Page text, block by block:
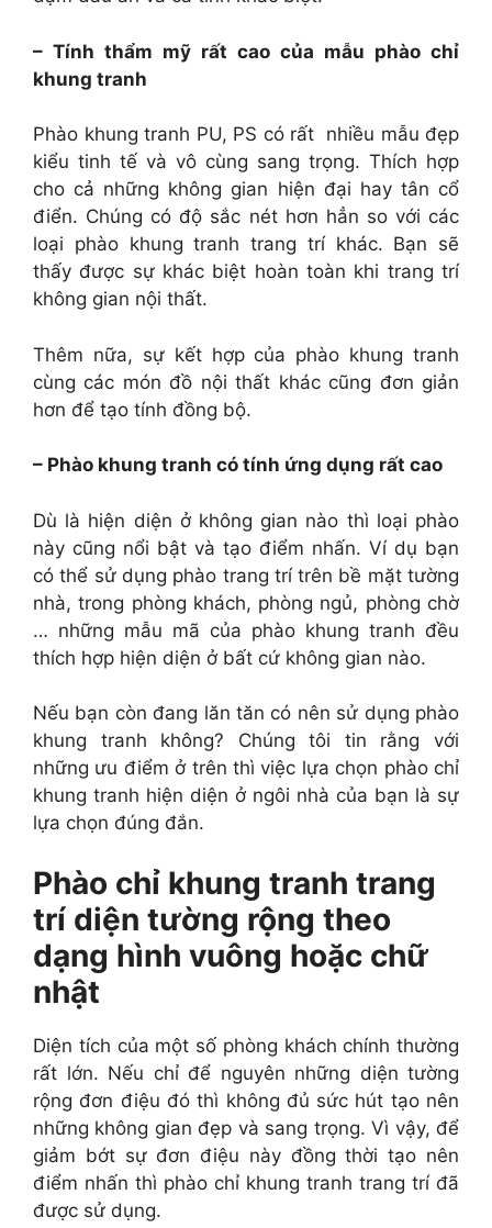
– Tính thẩm mỹ rất cao của mẫu phào chỉ
khung tranh
Phào khung tranh PU, PS có rất nhiều mẫu đẹp
kiểu tinh tế và vô cùng sang trọng. Thích hợp
cho cả những không gian hiện đại hay tân cổ
điển. Chúng có độ sắc nét hơn hẳn so với các
loại phào khung tranh trang trí khác. Bạn sẽ
thấy được sự khác biệt hoàn toàn khi trang trí
không gian nội thất.
Thêm nữa, sự kết hợp của phào khung tranh
cùng các món đồ nội thất khác cũng đơn giản
hơn để tạo tính đồng bộ.
– Phào khung tranh có tính ứng dụng rất cao
Dù là hiện diện ở không gian nào thì loại phào
này cũng nổi bật và tạo điểm nhấn. Ví dụ bạn
có thể sử dụng phào trang trí trên bề mặt tường
nhà, trong phòng khách, phòng ngủ, phòng chờ
… những mẫu mã của phào khung tranh đều
thích hợp hiện diện ở bất cứ không gian nào.
Nếu bạn còn đang lăn tăn có nên sử dụng phào
khung tranh không? Chúng tôi tin rằng với
những ưu điểm ở trên thì việc lựa chọn phào chỉ
khung tranh hiện diện ở ngôi nhà của bạn là sự
lựa chọn đúng đắn.
Phào chỉ khung tranh trang
trí diện tường rộng theo
dạng hình vuông hoặc chữ
nhật
Diện tích của một số phòng khách chính thường
rất lớn. Nếu chỉ để nguyên những diện tường
rộng đơn điệu đó thì không đủ sức hút tạo nên
những không gian đẹp và sang trọng. Vì vậy, để
giảm bớt sự đơn điệu này đồng thời tạo nên
điểm nhấn thì phào chỉ khung tranh trang trí đã
được sử dụng.